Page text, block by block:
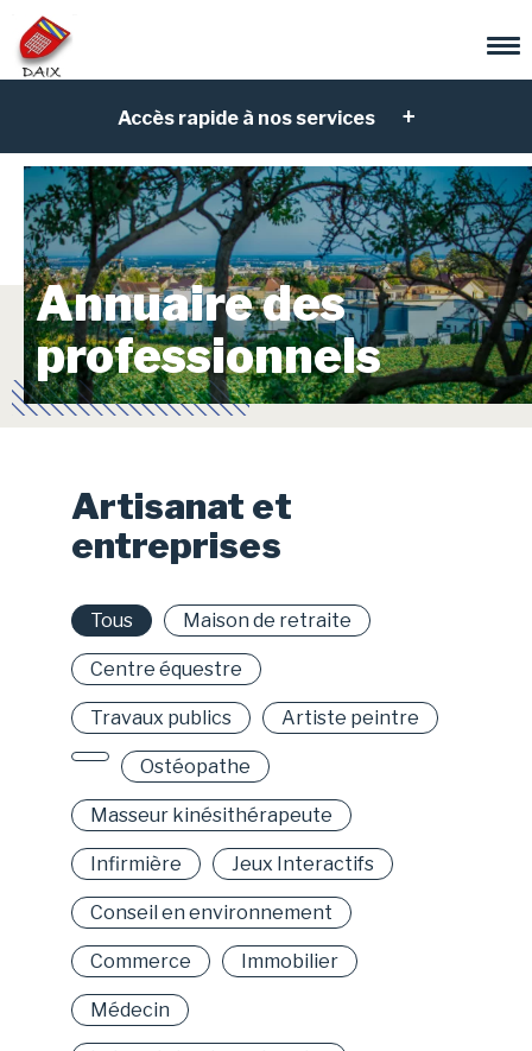
Accès rapide à nos services
Annuaire des
professionnels
Artisanat et
entreprises
Tous Maison de retraite
Centre équestre
Travaux publics Artiste peintre
Ostéopathe
Masseur kinésithérapeute
Infirmière Jeux Interactifs
Conseil en environnement
Commerce Immobilier
Médecin